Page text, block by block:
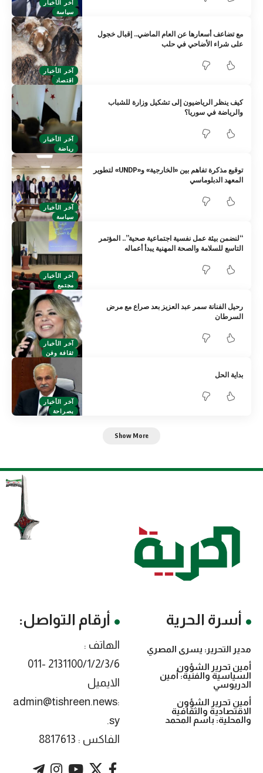
آخر الأخبار
سياسة
آخر الأخبار
اقتصاد
مع تضاعف أسعارها عن العام الماضي.. إقبال خجول
على شراء الأضاحي في حلب
آخر الأخبار
رياضة
كيف ينظر الرياضيون إلى تشكيل وزارة للشباب
والرياضة في سوريا؟
آخر الأخبار
سياسة
توقيع مذكرة تفاهم بين «الخارجية» و«UNDP» لتطوير
المعهد الدبلوماسي
آخر الأخبار
مجتمع
“لنضمن بيئة عمل نفسية اجتماعية صحية”.. المؤتمر
التاسع للسلامة والصحة المهنية يبدأ أعماله
آخر الأخبار
ثقافة وفن
رحيل الفنانة سمر عبد العزيز بعد صراع مع مرض
السرطان
آخر الأخبار
بصراحة
بداية الحل
Show More
أسرة الحرية
مدير التحرير: يسرى المصري
أمين تحرير الشؤون
السياسية والفنية: أمين
الدريوسي
أمين تحرير الشؤون
الاقتصادية والثقافية
والمحلية: باسم المحمد
أرقام التواصل:
الهاتف :
2131100/1/2/3/6 -011
الايميل
:admin@tishreen.news
.sy
الفاكس : 8817613